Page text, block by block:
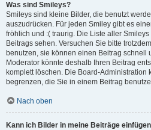
Was sind Smileys?
Smileys sind kleine Bilder, die benutzt
auszudrücken. Für jeden Smiley gibt es
fröhlich und :( traurig. Die Liste aller
Beitrags sehen. Versuchen Sie bitte
benutzen, sie können einen Beitrag schnell
Moderator könnte deshalb Ihren Beitrag
komplett löschen. Die Board-Administration
begrenzen, die Sie in einem Beitrag
Nach oben
Kann ich Bilder in meine Beiträge